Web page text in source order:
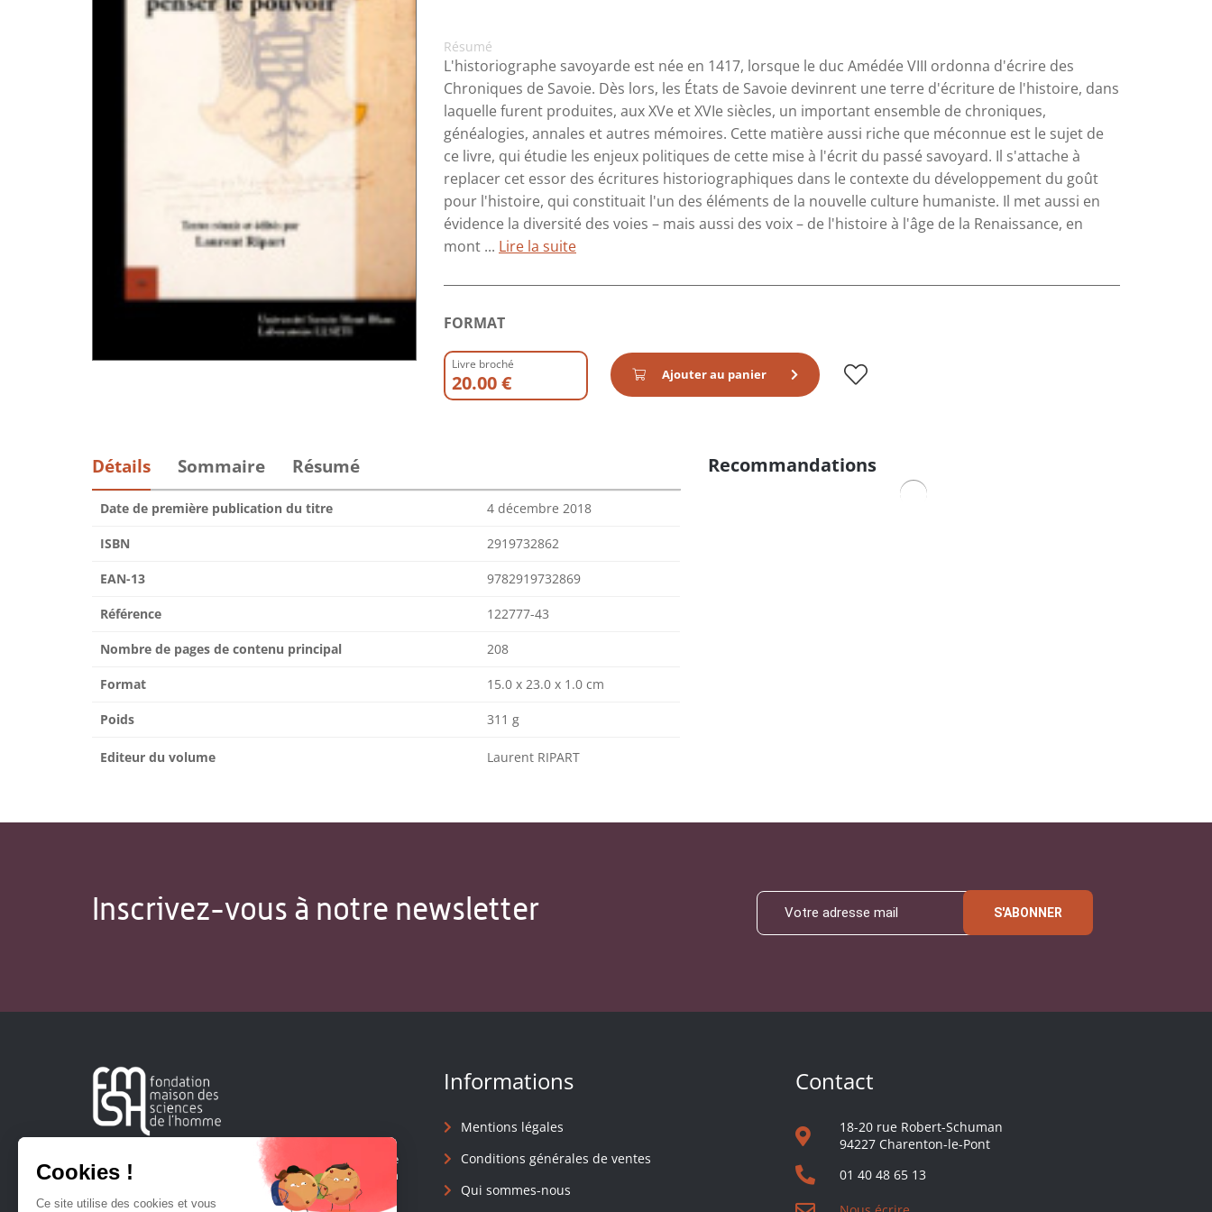
Résumé
L'historiographe savoyarde est née en 1417, lorsque le duc Amédée VIII ordonna d'écrire des
Chroniques de Savoie. Dès lors, les États de Savoie devinrent une terre d'écriture de l'histoire, dans
laquelle furent produites, aux XVe et XVIe siècles, un important ensemble de chroniques,
généalogies, annales et autres mémoires. Cette matière aussi riche que méconnue est le sujet de
ce livre, qui étudie les enjeux politiques de cette mise à l'écrit du passé savoyard. Il s'attache à
replacer cet essor des écritures historiographiques dans le contexte du développement du goût
pour l'histoire, qui constituait l'un des éléments de la nouvelle culture humaniste. Il met aussi en
évidence la diversité des voies – mais aussi des voix – de l'histoire à l'âge de la Renaissance, en
mont ... Lire la suite
FORMAT
Livre broché
20.00 € Ajouter au panier
Détails Sommaire Résumé
Date de première publication du titre 4 décembre 2018
ISBN 2919732862
EAN-13 9782919732869
Référence 122777-43
Nombre de pages de contenu principal 208
Format 15.0 x 23.0 x 1.0 cm
Poids 311 g
Editeur du volume Laurent RIPART
Recommandations
Inscrivez-vous à notre newsletter S'ABONNER
Créée en 1963, la Fondation Maison Sciences de l'Homme
soutient la recherche et la diffusion des connaissances en
Informations
Mentions légales
Conditions générales de ventes
Qui sommes-nous
Contact
18-20 rue Robert-Schuman
94227 Charenton-le-Pont
01 40 48 65 13